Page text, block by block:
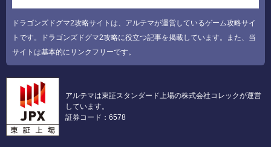
ドラゴンズドグマ2攻略サイトは、アルテマが運営しているゲーム攻略サイ
トです。ドラゴンズドグマ2攻略に役立つ記事を掲載しています。また、当
サイトは基本的にリンクフリーです。
アルテマは東証スタンダード上場の株式会社コレックが運営
しています。
証券コード：6578